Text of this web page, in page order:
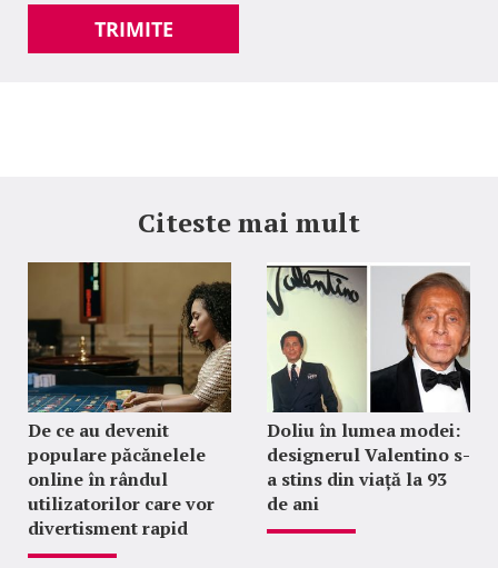
TRIMITE
Citeste mai mult
De ce au devenit
populare păcănelele
online în rândul
utilizatorilor care vor
divertisment rapid
Doliu în lumea modei:
designerul Valentino s-
a stins din viață la 93
de ani